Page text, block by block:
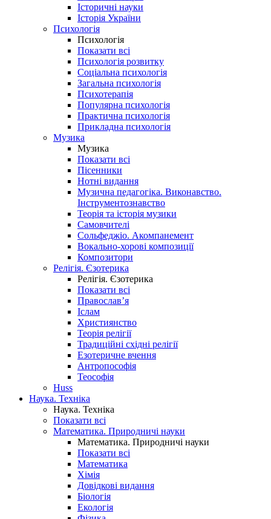
Історичні науки
Історія України
Психологія
Психологія
Показати всі
Психологія розвитку
Соціальна психологія
Загальна психологія
Психотерапія
Популярна психологія
Практична психологія
Прикладна психологія
Музика
Музика
Показати всі
Пісенники
Нотні видання
Музична педагогіка. Виконавство.
Інструментознавство
Теорія та історія музики
Самовчителі
Сольфеджіо. Акомпанемент
Вокально-хорові композиції
Композитори
Релігія. Єзотерика
Релігія. Єзотерика
Показати всі
Православ’я
Іслам
Християнство
Теорія релігії
Традиційні східні релігії
Езотеричне вчення
Антропософія
Теософія
Huss
Наука. Техніка
Наука. Техніка
Показати всі
Математика. Природничі науки
Математика. Природничі науки
Показати всі
Математика
Хімія
Довідкові видання
Біологія
Екологія